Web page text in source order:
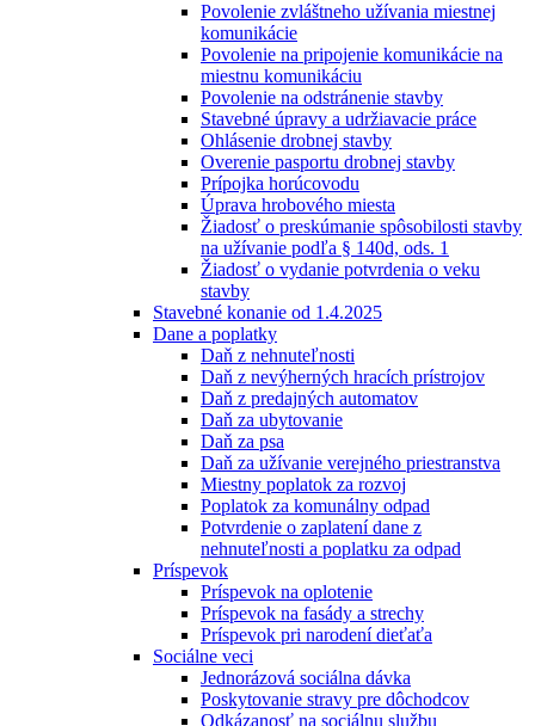
Povolenie zvláštneho užívania miestnej
komunikácie
Povolenie na pripojenie komunikácie na
miestnu komunikáciu
Povolenie na odstránenie stavby
Stavebné úpravy a udržiavacie práce
Ohlásenie drobnej stavby
Overenie pasportu drobnej stavby
Prípojka horúcovodu
Úprava hrobového miesta
Žiadosť o preskúmanie spôsobilosti stavby
na užívanie podľa § 140d, ods. 1
Žiadosť o vydanie potvrdenia o veku
stavby
Stavebné konanie od 1.4.2025
Dane a poplatky
Daň z nehnuteľnosti
Daň z nevýherných hracích prístrojov
Daň z predajných automatov
Daň za ubytovanie
Daň za psa
Daň za užívanie verejného priestranstva
Miestny poplatok za rozvoj
Poplatok za komunálny odpad
Potvrdenie o zaplatení dane z
nehnuteľnosti a poplatku za odpad
Príspevok
Príspevok na oplotenie
Príspevok na fasády a strechy
Príspevok pri narodení dieťaťa
Sociálne veci
Jednorázová sociálna dávka
Poskytovanie stravy pre dôchodcov
Odkázanosť na sociálnu službu